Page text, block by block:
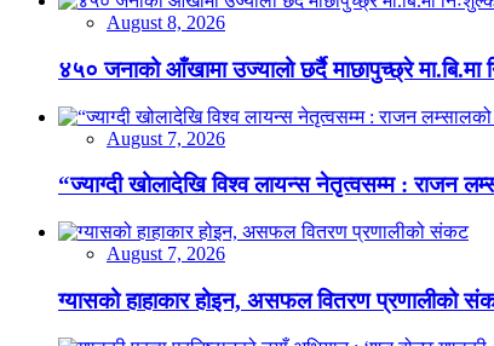
August 8, 2026
४५० जनाको आँखामा उज्यालो छर्दै माछापुच्छ्रे
August 7, 2026
“ज्याग्दी खोलादेखि विश्व लायन्स नेतृत्वसम्म : राजन
August 7, 2026
ग्यासको हाहाकार होइन, असफल वितरण प्रणालीको